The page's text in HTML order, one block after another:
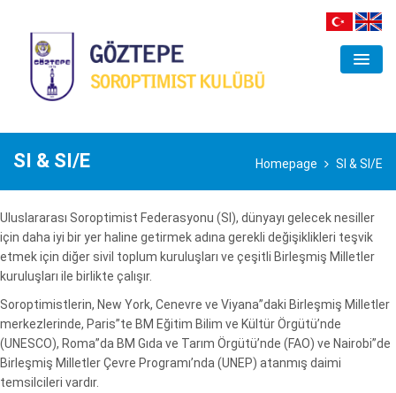
KULÜP
ANA ÇALIŞMA ALANLARI
PROJELER
ETKINLIKLER
GALERI
İLETIŞIM
SI & SI/E Homepage SI & SI/E
Uluslararası Soroptimist Federasyonu (SI), dünyayı gelecek nesiller
için daha iyi bir yer haline getirmek adına gerekli değişiklikleri teşvik
etmek için diğer sivil toplum kuruluşları ve çeşitli Birleşmiş Milletler
kuruluşları ile birlikte çalışır.
Soroptimistlerin, New York, Cenevre ve Viyana”daki Birleşmiş Milletler
merkezlerinde, Paris”te BM Eğitim Bilim ve Kültür Örgütü’nde
(UNESCO), Roma”da BM Gıda ve Tarım Örgütü’nde (FAO) ve Nairobi”de
Birleşmiş Milletler Çevre Programı’nda (UNEP) atanmış daimi
temsilcileri vardır.